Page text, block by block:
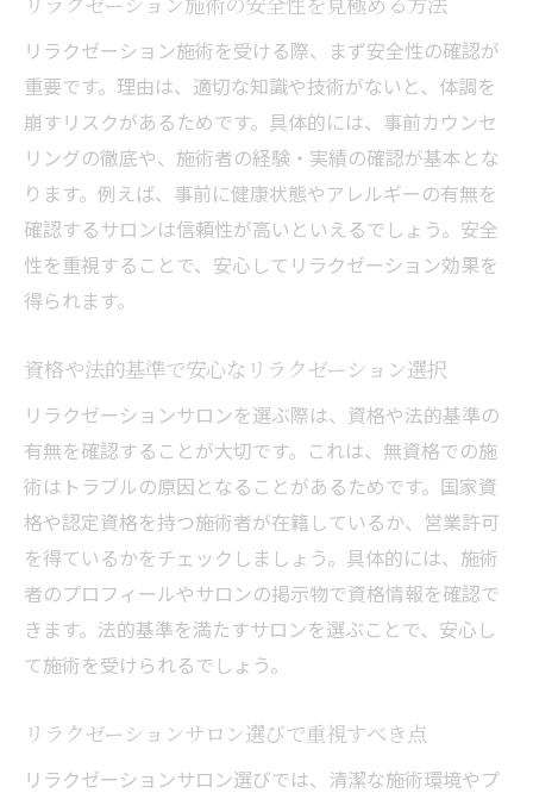
リラクゼーション施術を受ける際、まず安全性の確認が
重要です。理由は、適切な知識や技術がないと、体調を
崩すリスクがあるためです。具体的には、事前カウンセ
リングの徹底や、施術者の経験・実績の確認が基本とな
ります。例えば、事前に健康状態やアレルギーの有無を
確認するサロンは信頼性が高いといえるでしょう。安全
性を重視することで、安心してリラクゼーション効果を
得られます。
資格や法的基準で安心なリラクゼーション選択
リラクゼーションサロンを選ぶ際は、資格や法的基準の
有無を確認することが大切です。これは、無資格での施
術はトラブルの原因となることがあるためです。国家資
格や認定資格を持つ施術者が在籍しているか、営業許可
を得ているかをチェックしましょう。具体的には、施術
者のプロフィールやサロンの掲示物で資格情報を確認で
きます。法的基準を満たすサロンを選ぶことで、安心し
て施術を受けられるでしょう。
リラクゼーションサロン選びで重視すべき点
リラクゼーションサロン選びでは、清潔な施術環境やプ